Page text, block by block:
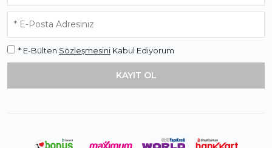
* E-Bülten Sözleşmesini Kabul Ediyorum